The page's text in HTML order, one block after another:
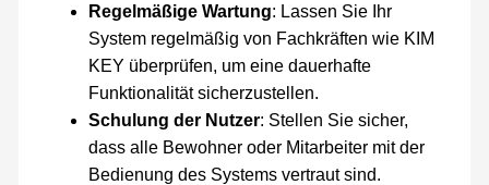
Regelmäßige Wartung: Lassen Sie Ihr
System regelmäßig von Fachkräften wie KIM
KEY überprüfen, um eine dauerhafte
Funktionalität sicherzustellen.
Schulung der Nutzer: Stellen Sie sicher,
dass alle Bewohner oder Mitarbeiter mit der
Bedienung des Systems vertraut sind.